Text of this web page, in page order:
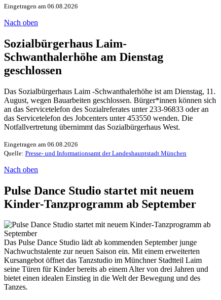
Eingetragen am 06.08.2026
Nach oben
Sozialbürgerhaus Laim-
Schwanthalerhöhe am Dienstag
geschlossen
Das Sozialbürgerhaus Laim -Schwanthalerhöhe ist am Dienstag, 11.
August, wegen Bauarbeiten geschlossen. Bürger*innen können sich
an das Servicetelefon des Sozialreferates unter 233-96833 oder an
das Servicetelefon des Jobcenters unter 453550 wenden. Die
Notfallvertretung übernimmt das Sozialbürgerhaus West.
Eingetragen am 06.08.2026
Quelle: Presse- und Informationsamt der Landeshauptstadt München
Nach oben
Pulse Dance Studio startet mit neuem
Kinder-Tanzprogramm ab September
Das Pulse Dance Studio lädt ab kommenden September junge
Nachwuchstalente zur neuen Saison ein. Mit einem erweiterten
Kursangebot öffnet das Tanzstudio im Münchner Stadtteil Laim
seine Türen für Kinder bereits ab einem Alter von drei Jahren und
bietet einen idealen Einstieg in die Welt der Bewegung und des
Tanzes.